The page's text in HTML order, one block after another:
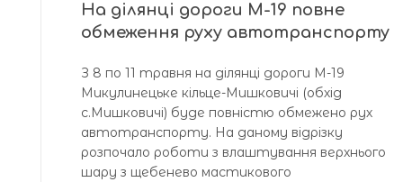
На ділянці дороги М-19 повне
обмеження руху автотранспорту
З 8 по 11 травня на ділянці дороги М-19
Микулинецьке кільце-Мишковичі (обхід
с.Мишковичі) буде повністю обмежено рух
автотранспорту. На даному відрізку
розпочало роботи з влаштування верхнього
шару з щебенево мастикового